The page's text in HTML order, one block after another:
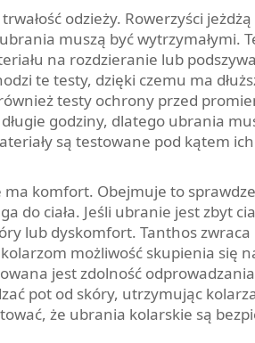
odzieży. Rowerzyści
muszą być wytrzymałymi.
na rozdzieranie lub
te testy, dzięki czemu ma
testy ochrony przed
długie godziny, dlatego ubrania
są testowane pod kątem
ma komfort. Obejmuje to
do ciała. Jeśli ubranie jest zbyt
lub dyskomfort. Tanthos
możliwość skupienia się
jest zdolność
pot od skóry, utrzymując
że ubrania kolarskie są